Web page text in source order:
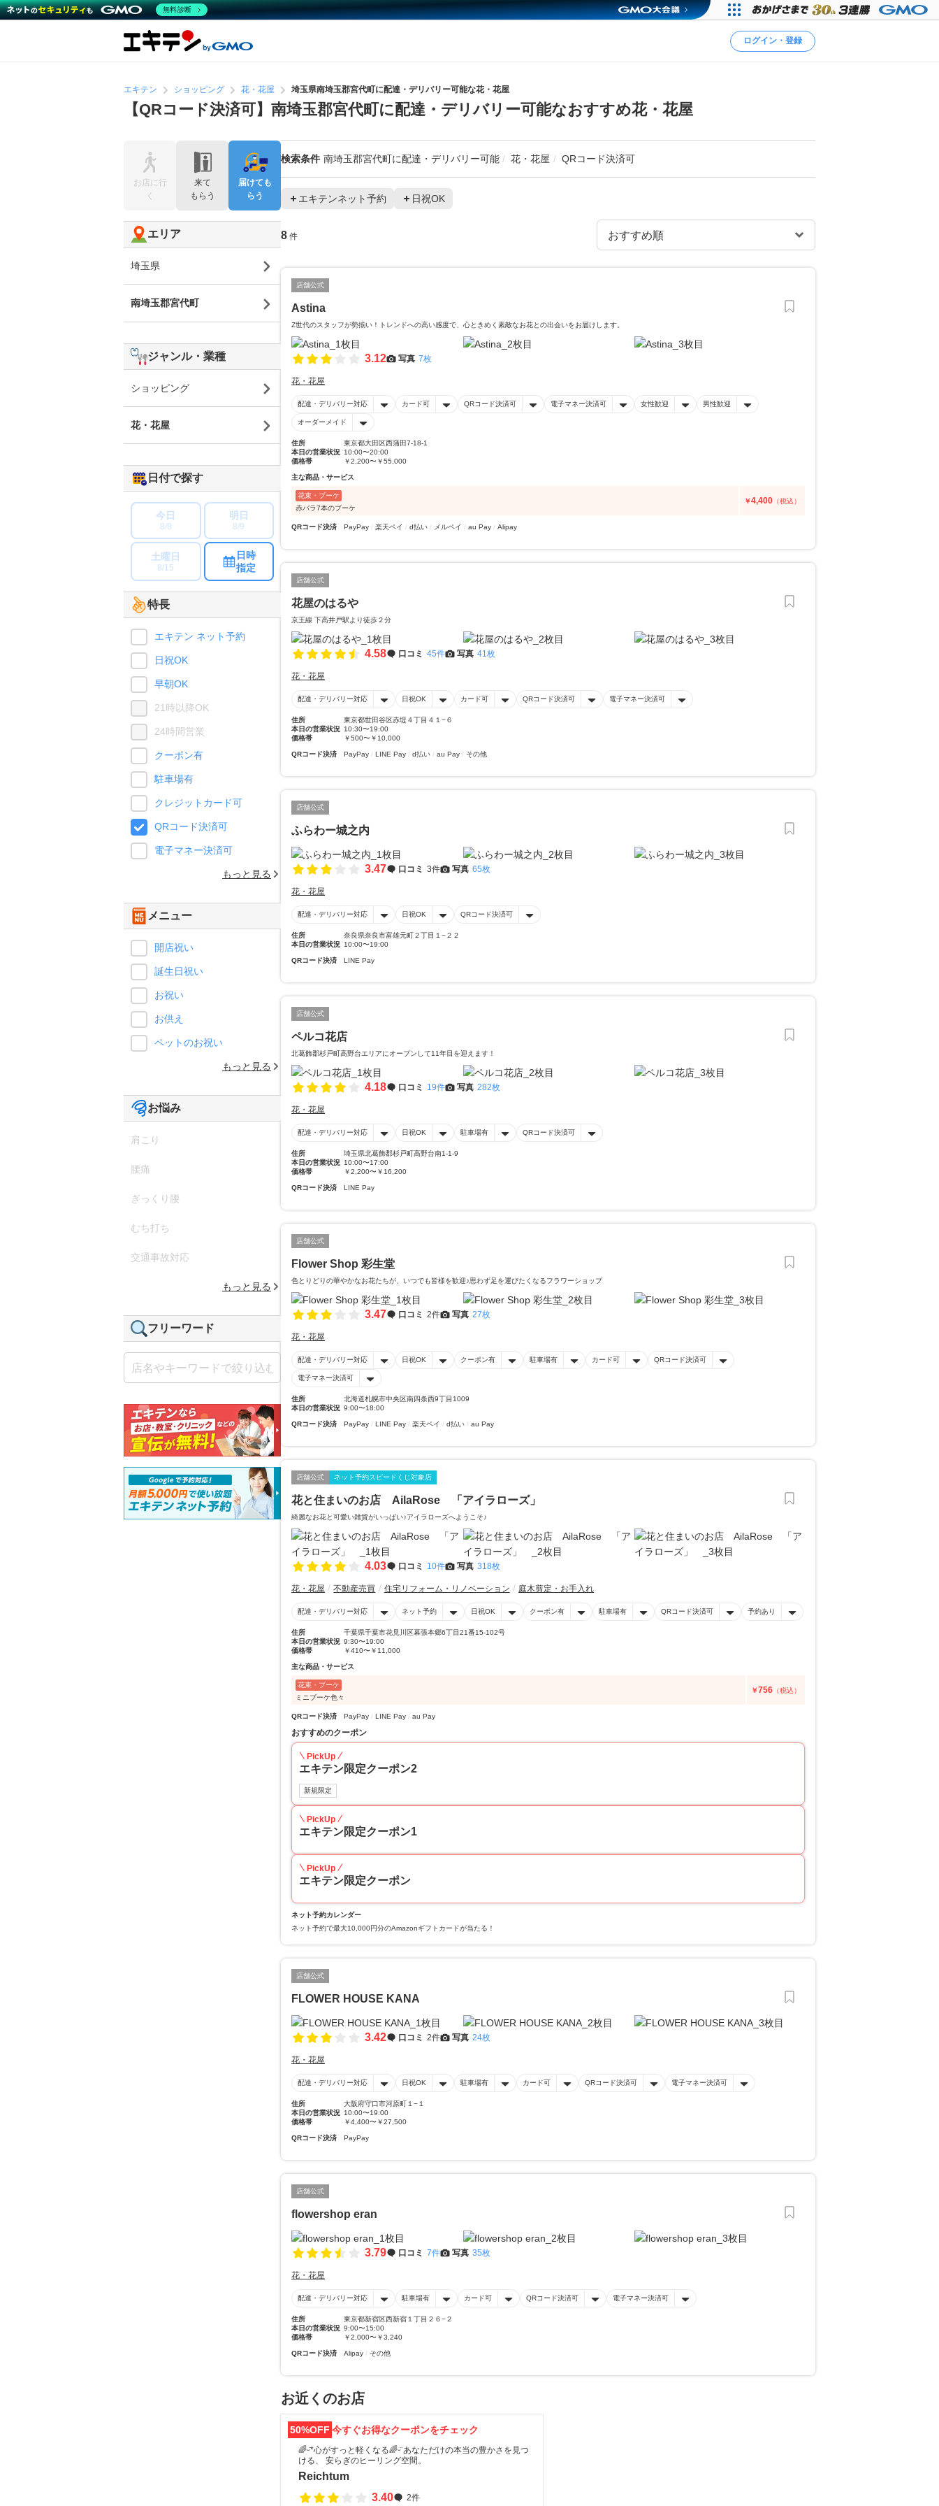
ログイン・登録
エキテン ショッピング 花・花屋 埼玉県南埼玉郡宮代町に配達・デリバリー可能な花・花屋
【QRコード決済可】南埼玉郡宮代町に配達・デリバリー可能なおすすめ花・花屋
検索条件 南埼玉郡宮代町に配達・デリバリー可能 花・花屋 QRコード決済可
エキテンネット予約 日祝OK
8 件
店舗公式
Astina
Z世代のスタッフが勢揃い！トレンドへの高い感度で、心ときめく素敵なお花との出会いをお届けします。
3.12 写真 7枚
花・花屋
配達・デリバリー対応 カード可 QRコード決済可 電子マネー決済可 女性歓迎 男性歓迎
オーダーメイド
住所
東京都大田区西蒲田7-18-1
本日の営業状況 10:00〜20:00
価格帯
￥2,200〜￥55,000
主な商品・サービス
花束・ブーケ
赤バラ7本のブーケ
￥4,400 （税込）
QRコード決済 PayPay 楽天ペイ d払い メルペイ au Pay Alipay
店舗公式
花屋のはるや
京王線 下高井戸駅より徒歩２分
4.58 口コミ 45件 写真 41枚
花・花屋
配達・デリバリー対応 日祝OK カード可 QRコード決済可 電子マネー決済可
住所
東京都世田谷区赤堤４丁目４１−６
本日の営業状況 10:30〜19:00
価格帯
￥500〜￥10,000
QRコード決済 PayPay LINE Pay d払い au Pay その他
店舗公式
ふらわー城之内
3.47 口コミ 3件 写真 65枚
花・花屋
配達・デリバリー対応 日祝OK QRコード決済可
住所
奈良県奈良市富雄元町２丁目１−２２
本日の営業状況 10:00〜19:00
QRコード決済 LINE Pay
店舗公式
ペルコ花店
北葛飾郡杉戸町高野台エリアにオープンして11年目を迎えます！
4.18 口コミ 19件 写真 282枚
花・花屋
配達・デリバリー対応 日祝OK 駐車場有 QRコード決済可
住所
埼玉県北葛飾郡杉戸町高野台南1-1-9
本日の営業状況 10:00〜17:00
価格帯
￥2,200〜￥16,200
QRコード決済 LINE Pay
店舗公式
Flower Shop 彩生堂
色とりどりの華やかなお花たちが、いつでも皆様を歓迎♪思わず足を運びたくなるフラワーショップ
3.47 口コミ 2件 写真 27枚
花・花屋
配達・デリバリー対応 日祝OK クーポン有 駐車場有 カード可 QRコード決済可
電子マネー決済可
住所
北海道札幌市中央区南四条西9丁目1009
本日の営業状況 9:00〜18:00
QRコード決済 PayPay LINE Pay 楽天ペイ d払い au Pay
店舗公式 ネット予約スピードくじ対象店
花と住まいのお店 AilaRose 「アイラローズ」
綺麗なお花と可愛い雑貨がいっぱい♪アイラローズへようこそ♪
4.03 口コミ 10件 写真 318枚
花・花屋 不動産売買 住宅リフォーム・リノベーション 庭木剪定・お手入れ
配達・デリバリー対応 ネット予約 日祝OK クーポン有 駐車場有 QRコード決済可 予約あり
住所
千葉県千葉市花見川区幕張本郷6丁目21番15-102号
本日の営業状況 9:30〜19:00
価格帯
￥410〜￥11,000
主な商品・サービス
花束・ブーケ
ミニブーケ色々
￥756 （税込）
QRコード決済 PayPay LINE Pay au Pay
おすすめのクーポン
PickUp
エキテン限定クーポン2
新規限定
PickUp
エキテン限定クーポン1
PickUp
エキテン限定クーポン
ネット予約カレンダー
ネット予約で最大10,000円分のAmazonギフトカードが当たる！
店舗公式
FLOWER HOUSE KANA
3.42 口コミ 2件 写真 24枚
花・花屋
配達・デリバリー対応 日祝OK 駐車場有 カード可 QRコード決済可 電子マネー決済可
住所
大阪府守口市河原町１−１
本日の営業状況 10:00〜19:00
価格帯
￥4,400〜￥27,500
QRコード決済 PayPay
店舗公式
flowershop eran
3.79 口コミ 7件 写真 35枚
花・花屋
配達・デリバリー対応 駐車場有 カード可 QRコード決済可 電子マネー決済可
住所
東京都新宿区西新宿１丁目２６−２
本日の営業状況 9:00〜15:00
価格帯
￥2,000〜￥3,240
QRコード決済 Alipay その他
お近くのお店
50%OFF 今すぐお得なクーポンをチェック
🌈ᵕ̈*心がすっと軽くなる🌈ᵕ̈ あなただけの本当の豊かさを見つ
ける、 安らぎのヒーリング空間。
Reichtum
3.40
2件
お店に行
く
来て
もらう
届けても
らう
エリア
埼玉県
南埼玉郡宮代町
ジャンル・業種
ショッピング
花・花屋
日付で探す
今日
8/8
明日
8/9
土曜日
8/15
日時
指定
特長
エキテン ネット予約
日祝OK
早朝OK
21時以降OK
24時間営業
クーポン有
駐車場有
クレジットカード可
QRコード決済可
電子マネー決済可
もっと見る
メニュー
開店祝い
誕生日祝い
お祝い
お供え
ペットのお祝い
もっと見る
お悩み
肩こり
腰痛
ぎっくり腰
むち打ち
交通事故対応
もっと見る
フリーワード
無料診断